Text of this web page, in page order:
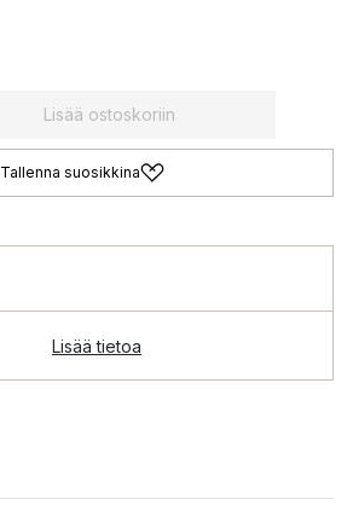
Lisää ostoskoriin
Tallenna suosikkina
Lisää tietoa